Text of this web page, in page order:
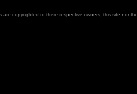
are copyrighted to there respective owners, this site nor